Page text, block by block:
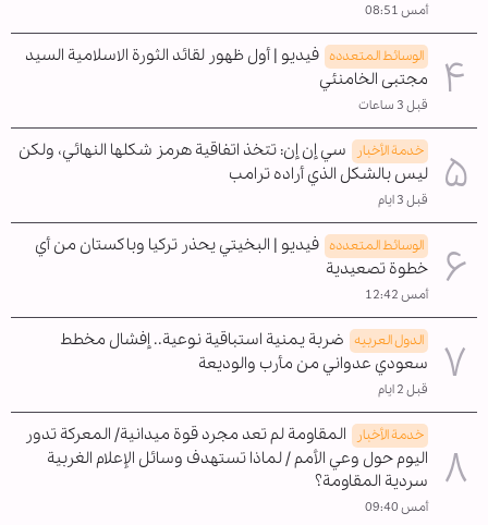
أمس 08:51
الوسائط المتعدده فيديو | أول ظهور لقائد الثورة الاسلامية السيد
مجتبى الخامنئي
قبل 3 ساعات
خدمة الأخبار
سي إن إن: تتخذ اتفاقية هرمز شكلها النهائي، ولكن
ليس بالشكل الذي أراده ترامب
قبل 3 ايام
الوسائط المتعدده فيديو | البخيتي يحذر تركيا وباكستان من أي
خطوة تصعيدية
أمس 12:42
الدول العربیه ضربة يمنية استباقية نوعية.. إفشال مخطط
سعودي عدواني من مأرب والوديعة
قبل 2 ايام
خدمة الأخبار
المقاومة لم تعد مجرد قوة ميدانية/ المعركة تدور
اليوم حول وعي الأمم / لماذا تستهدف وسائل الإعلام الغربية
سردية المقاومة؟
أمس 09:40